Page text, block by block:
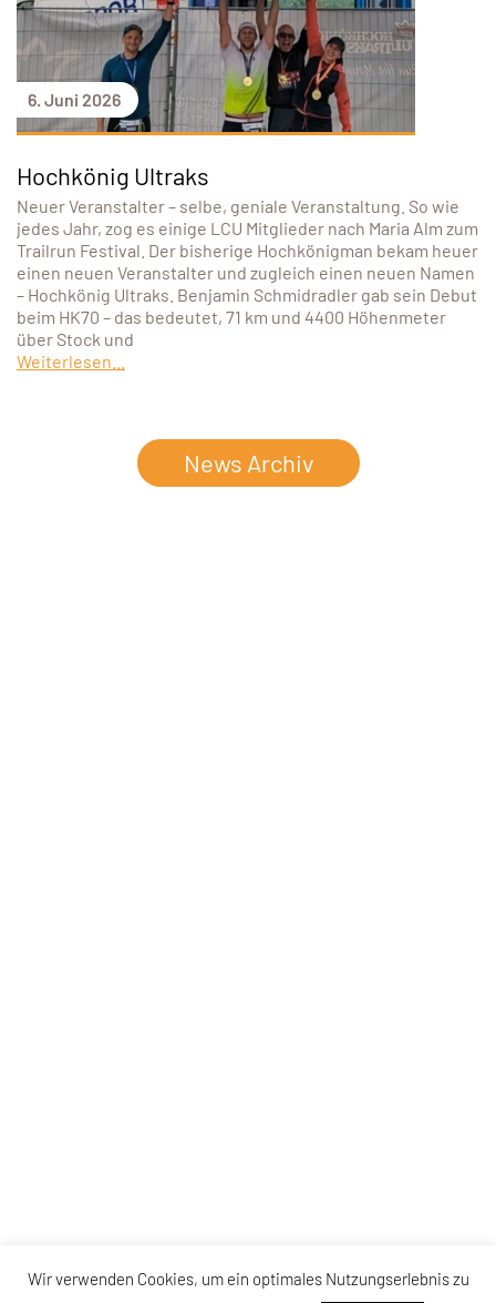
6. Juni 2026
Hochkönig Ultraks
Neuer Veranstalter – selbe, geniale Veranstaltung. So wie
jedes Jahr, zog es einige LCU Mitglieder nach Maria Alm zum
Trailrun Festival. Der bisherige Hochkönigman bekam heuer
einen neuen Veranstalter und zugleich einen neuen Namen
– Hochkönig Ultraks. Benjamin Schmidradler gab sein Debut
beim HK70 – das bedeutet, 71 km und 4400 Höhenmeter
über Stock und
Weiterlesen...
News Archiv
Wir verwenden Cookies, um ein optimales Nutzungserlebnis zu